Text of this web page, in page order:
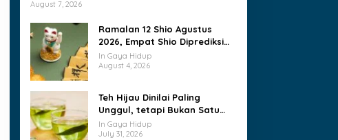
August 7, 2026
Ramalan 12 Shio Agustus
2026, Empat Shio Diprediksi
Paling Beruntung
In Gaya Hidup
August 4, 2026
Teh Hijau Dinilai Paling
Unggul, tetapi Bukan Satu
Satunya Pilihan Sehat
In Gaya Hidup
July 31, 2026